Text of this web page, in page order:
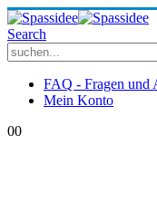
Search
FAQ - Fragen und
Mein Konto
00